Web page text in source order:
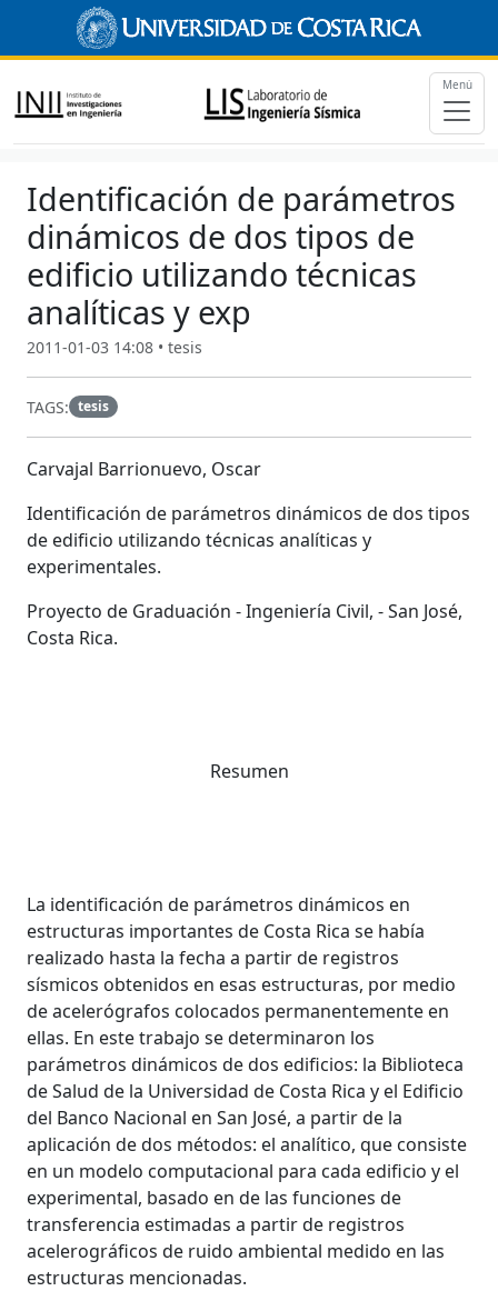
Menú
Identificación de parámetros
dinámicos de dos tipos de
edificio utilizando técnicas
analíticas y exp
2011-01-03 14:08 • tesis
TAGS: tesis
Carvajal Barrionuevo, Oscar
Identificación de parámetros dinámicos de dos tipos
de edificio utilizando técnicas analíticas y
experimentales.
Proyecto de Graduación - Ingeniería Civil, - San José,
Costa Rica.
Resumen
La identificación de parámetros dinámicos en
estructuras importantes de Costa Rica se había
realizado hasta la fecha a partir de registros
sísmicos obtenidos en esas estructuras, por medio
de acelerógrafos colocados permanentemente en
ellas. En este trabajo se determinaron los
parámetros dinámicos de dos edificios: la Biblioteca
de Salud de la Universidad de Costa Rica y el Edificio
del Banco Nacional en San José, a partir de la
aplicación de dos métodos: el analítico, que consiste
en un modelo computacional para cada edificio y el
experimental, basado en de las funciones de
transferencia estimadas a partir de registros
acelerográficos de ruido ambiental medido en las
estructuras mencionadas.